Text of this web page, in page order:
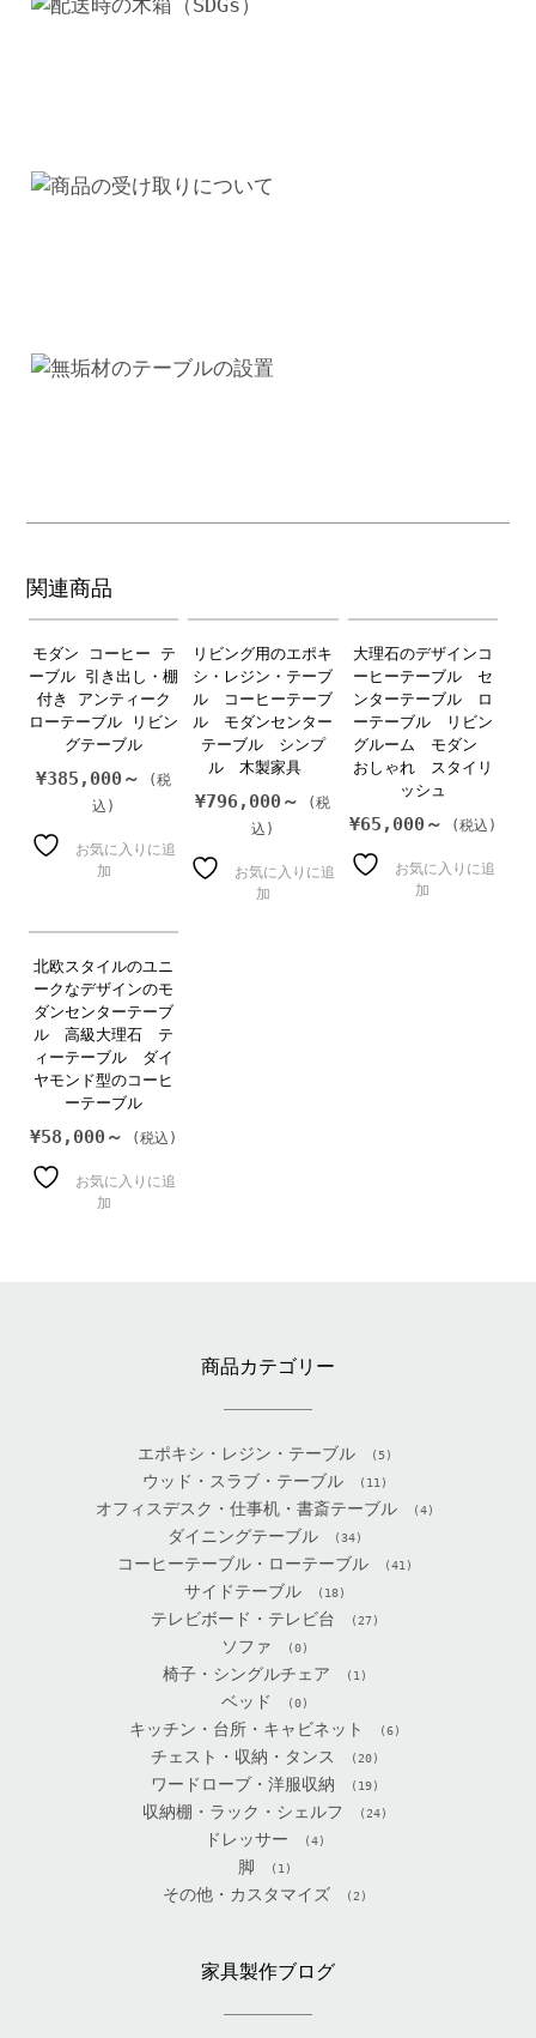
テ
関連商品
モダン コーヒー テ
ーブル 引き出し・棚
付き アンティーク
ローテーブル リビン
グテーブル
¥385,000～
お気に入りに追
加
リビング用のエポキ
シ・レジン・テーブ
ル コーヒーテーブ
ル モダンセンター
テーブル シンプ
ル 木製家具
¥796,000～
お気に入りに追
加
大理石のデザインコ
ーヒーテーブル セ
ンターテーブル ロ
ーテーブル リビン
グルーム モダン
おしゃれ スタイリ
ッシュ
¥65,000～
お気に入りに追
加
北欧スタイルのユニ
ークなデザインのモ
ダンセンターテーブ
ル 高級大理石 テ
ィーテーブル ダイ
ヤモンド型のコーヒ
ーテーブル
¥58,000～
お気に入りに追
加
商品カテゴリー
エポキシ・レジン・テーブル (5)
ウッド・スラブ・テーブル (11)
オフィスデスク・仕事机・書斎テーブル (4)
ダイニングテーブル (34)
コーヒーテーブル・ローテーブル (41)
サイドテーブル (18)
テレビボード・テレビ台 (27)
ソファ (0)
椅子・シングルチェア (1)
ベッド (0)
キッチン・台所・キャビネット (6)
チェスト・収納・タンス (20)
ワードローブ・洋服収納 (19)
収納棚・ラック・シェルフ (24)
ドレッサー (4)
脚 (1)
その他・カスタマイズ (2)
家具製作ブログ